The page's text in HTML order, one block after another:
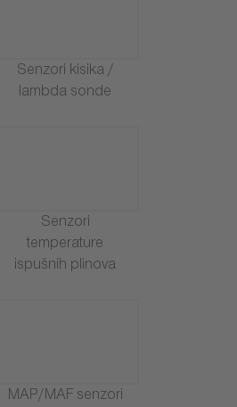
Senzori kisika /
lambda sonde
Senzori
temperature
ispušnih plinova
MAP/MAF senzori